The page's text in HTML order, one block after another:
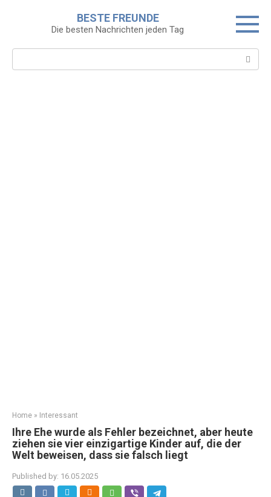
BESTE FREUNDE
Die besten Nachrichten jeden Tag
Search:
Home » Interessant
Ihre Ehe wurde als Fehler bezeichnet, aber heute
ziehen sie vier einzigartige Kinder auf, die der
Welt beweisen, dass sie falsch liegt
Published by: 16.05.2025